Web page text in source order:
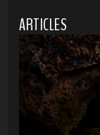
ARTICLES